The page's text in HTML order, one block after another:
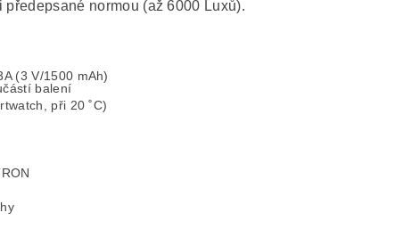
normou (až 6000 Luxů).
(3 V/1500 mAh)
balení
při 20 ˚C)